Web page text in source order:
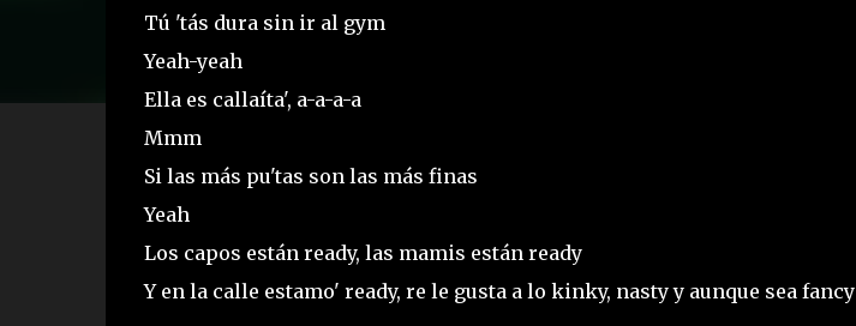
Tú 'tás dura sin ir al gym
Yeah-yeah
Ella es callaíta', a-a-a-a
Mmm
Si las más pu'tas son las más finas
Yeah
Los capos están ready, las mamis están ready
Y en la calle estamo' ready, re le gusta a lo kinky, nasty y aunque sea fancy